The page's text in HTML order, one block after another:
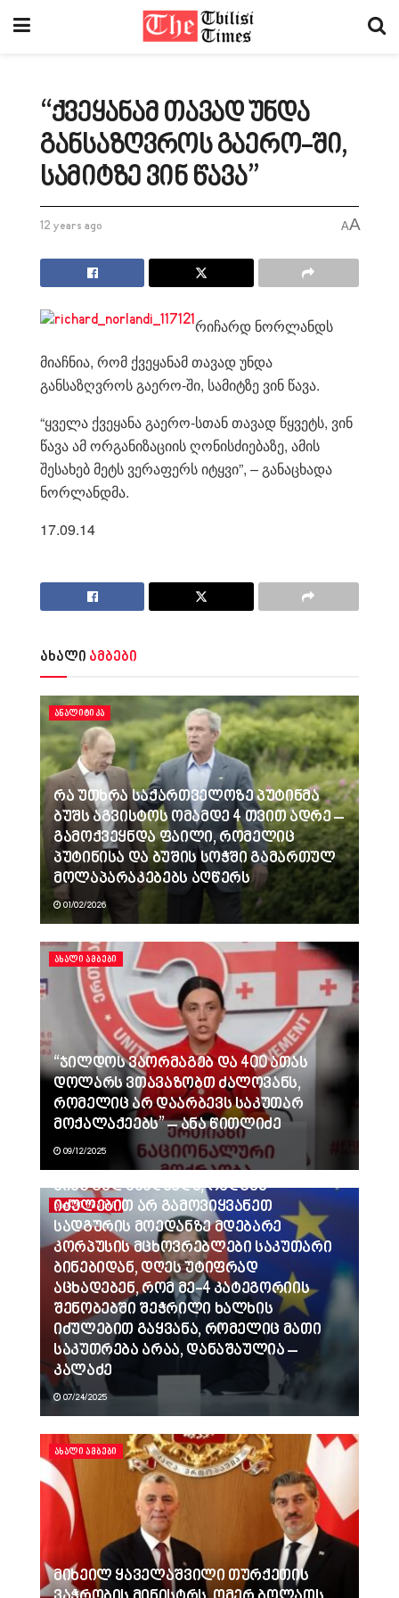
“ქვეყანამ თავად უნდა
განსაზღვროს გაერო-ში,
სამიტზე ვინ წავა”
12 years ago AA
რიჩარდ ნორლანდს
მიაჩნია, რომ ქვეყანამ თავად უნდა
განსაზღვროს გაერო-ში, სამიტზე ვინ წავა.
“ყველა ქვეყანა გაერო-სთან თავად წყვეტს, ვინ
წავა ამ ორგანიზაციის ღონისძიებაზე, ამის
შესახებ მეტს ვერაფერს იტყვი”, – განაცხადა
ნორლანდმა.
17.09.14
ახალი ამბები
ᲐᲜᲐᲚᲘᲢᲘᲙᲐ
რა უთხრა საქართველოზე პუტინმა
ბუშს აგვისტოს ომამდე 4 თვით ადრე –
გამოქვეყნდა ფაილი, რომელიც
პუტინისა და ბუშის სოჭში გამართულ
მოლაპარაკებებს აღწერს
01/02/2026
ᲐᲮᲐᲚᲘ ᲐᲛᲑᲔᲑᲘ
“ჯილდოს ვაორმაგებ და 400 ათას
დოლარს ვთავაზობთ ძალოვანს,
რომელიც არ დაარბევს საკუთარ
მოქალაქეებს” – ანა წითლიძე
09/12/2025
ᲐᲮᲐᲚᲘ ᲐᲛᲑᲔᲑᲘ
ვინც გვლანძღავდა, რადგან
იძულებით არ გამოვიყვანეთ
სადგურის მოედანზე მდებარე
კორპუსის მცხოვრებლები საკუთარი
ბინებიდან, დღეს უტიფრად
აცხადებენ, რომ მე-4 კატეგორიის
შენობებში შეჭრილი ხალხის
იძულებით გაყვანა, რომელიც მათი
საკუთრება არაა, დანაშაულია –
კალაძე
07/24/2025
ᲐᲮᲐᲚᲘ ᲐᲛᲑᲔᲑᲘ
მიხეილ ყაველაშვილი თურქეთის